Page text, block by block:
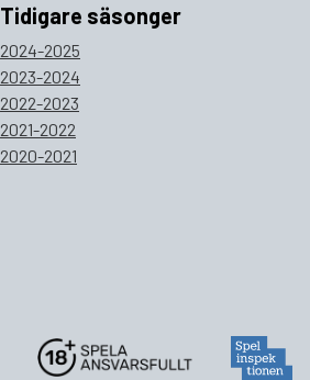
Tidigare säsonger
2024-2025
2023-2024
2022-2023
2021-2022
2020-2021